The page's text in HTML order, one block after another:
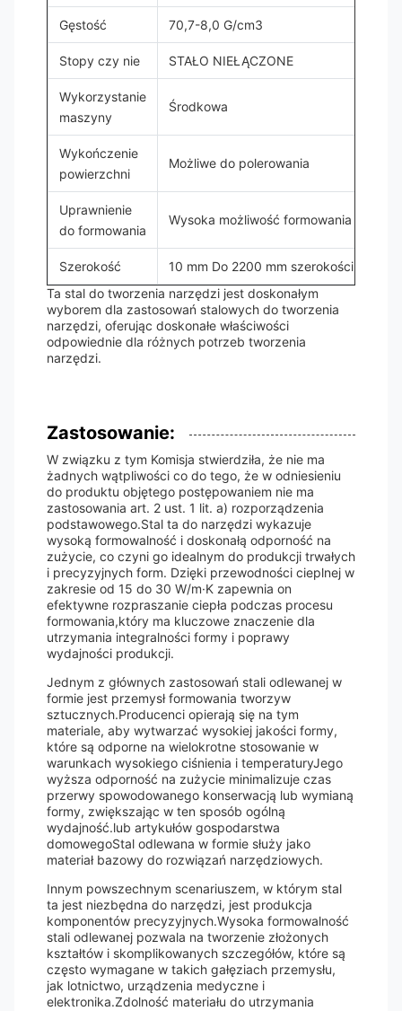
Gęstość 70,7-8,0 G/cm3
Stopy czy nie STAŁO NIEŁĄCZONE
Wykorzystanie
maszyny
Środkowa
Wykończenie
powierzchni
Możliwe do polerowania
Uprawnienie
do formowania
Wysoka możliwość formowania
Szerokość
10 mm Do 2200 mm szerokości
Ta stal do tworzenia narzędzi jest doskonałym
wyborem dla zastosowań stalowych do tworzenia
narzędzi, oferując doskonałe właściwości
odpowiednie dla różnych potrzeb tworzenia
narzędzi.
Zastosowanie:
W związku z tym Komisja stwierdziła, że nie ma
żadnych wątpliwości co do tego, że w odniesieniu
do produktu objętego postępowaniem nie ma
zastosowania art. 2 ust. 1 lit. a) rozporządzenia
podstawowego.Stal ta do narzędzi wykazuje
wysoką formowalność i doskonałą odporność na
zużycie, co czyni go idealnym do produkcji trwałych
i precyzyjnych form. Dzięki przewodności cieplnej w
zakresie od 15 do 30 W/m·K zapewnia on
efektywne rozpraszanie ciepła podczas procesu
formowania,który ma kluczowe znaczenie dla
utrzymania integralności formy i poprawy
wydajności produkcji.
Jednym z głównych zastosowań stali odlewanej w
formie jest przemysł formowania tworzyw
sztucznych.Producenci opierają się na tym
materiale, aby wytwarzać wysokiej jakości formy,
które są odporne na wielokrotne stosowanie w
warunkach wysokiego ciśnienia i temperaturyJego
wyższa odporność na zużycie minimalizuje czas
przerwy spowodowanego konserwacją lub wymianą
formy, zwiększając w ten sposób ogólną
wydajność.lub artykułów gospodarstwa
domowegoStal odlewana w formie służy jako
materiał bazowy do rozwiązań narzędziowych.
Innym powszechnym scenariuszem, w którym stal
ta jest niezbędna do narzędzi, jest produkcja
komponentów precyzyjnych.Wysoka formowalność
stali odlewanej pozwala na tworzenie złożonych
kształtów i skomplikowanych szczegółów, które są
często wymagane w takich gałęziach przemysłu,
jak lotnictwo, urządzenia medyczne i
elektronika.Zdolność materiału do utrzymania